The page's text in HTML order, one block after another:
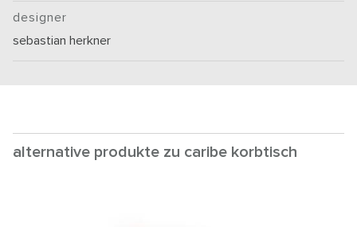
designer
sebastian herkner
alternative produkte zu caribe korbtisch